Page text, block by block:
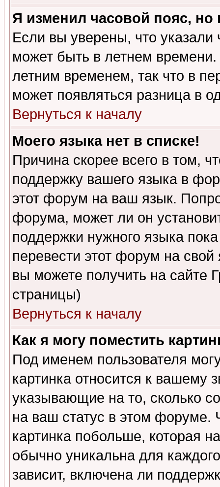
Я изменил часовой пояс,
Если вы уверены, что указали
может быть в летнем
летним временем, так что в
может появляться разница в
Вернуться к началу
Моего языка нет в списке!
Причина скорее всего в том,
поддержку вашего языка в
этот форум на ваш язык.
форума, может ли он
поддержки нужного языка
перевести этот форум на
вы можете получить на сайте
страницы)
Вернуться к началу
Как я могу поместить
Под именем пользователя
картинка относится к вашему
указывающие на то, сколько
на ваш статус в этом форуме.
картинка побольше, которая
обычно уникальна для
зависит, включена ли